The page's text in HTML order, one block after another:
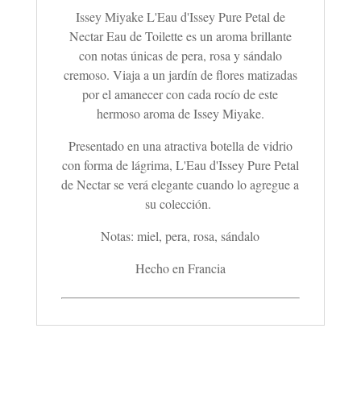
Issey Miyake L'Eau d'Issey Pure Petal de
Nectar Eau de Toilette es un aroma brillante
con notas únicas de pera, rosa y sándalo
cremoso. Viaja a un jardín de flores matizadas
por el amanecer con cada rocío de este
hermoso aroma de Issey Miyake.
Presentado en una atractiva botella de vidrio
con forma de lágrima, L'Eau d'Issey Pure Petal
de Nectar se verá elegante cuando lo agregue a
su colección.
Notas: miel, pera, rosa, sándalo
Hecho en Francia